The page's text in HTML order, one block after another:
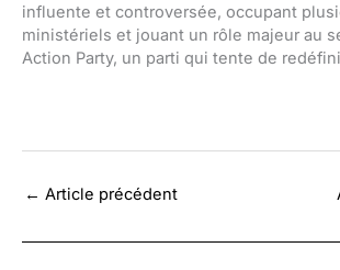
influente et controversée, occupant
ministériels et jouant un rôle majeur au
Action Party, un parti qui tente de
← Article précédent